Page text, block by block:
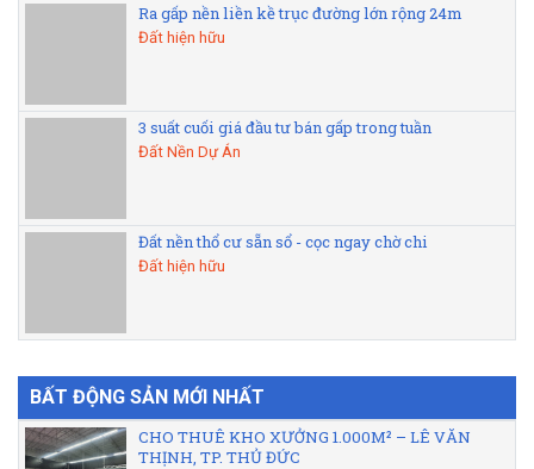
Ra gấp nền liền kề trục đường lớn rộng 24m
Đất hiện hữu
3 suất cuối giá đầu tư bán gấp trong tuần
Đất Nền Dự Án
Đất nền thổ cư sẵn sổ - cọc ngay chờ chi
Đất hiện hữu
BẤT ĐỘNG SẢN MỚI NHẤT
CHO THUÊ KHO XƯỞNG 1.000M² – LÊ VĂN
THỊNH, TP. THỦ ĐỨC